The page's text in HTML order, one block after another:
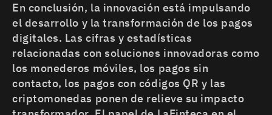
En conclusión, la innovación está impulsando
el desarrollo y la transformación de los pagos
digitales. Las cifras y estadísticas
relacionadas con soluciones innovadoras como
los monederos móviles, los pagos sin
contacto, los pagos con códigos QR y las
criptomonedas ponen de relieve su impacto